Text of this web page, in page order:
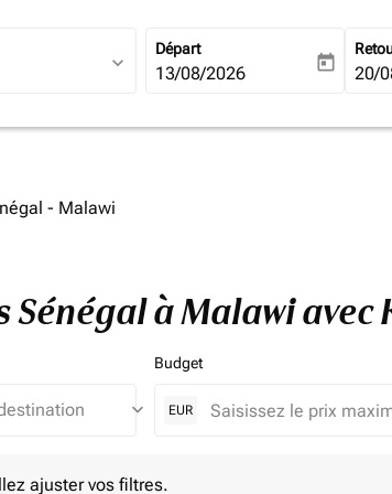
expand_more
Départ
fc-booking-departure-date-
13/08/2026 today fc-
20/
- Malawi
à Malawi avec
keyboard_arrow_down
Budget
EUR
ajuster vos filtres.